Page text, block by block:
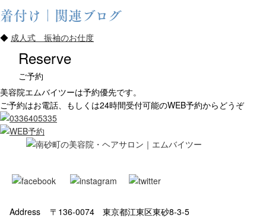
着付け｜関連ブログ
◆ 成人式 振袖のお仕度
Reserve
ご予約
美容院エムバイツーは予約優先です。
ご予約はお電話、もしくは24時間受付可能のWEB予約からどうぞ
Address
〒136-0074 東京都江東区東砂8-3-5